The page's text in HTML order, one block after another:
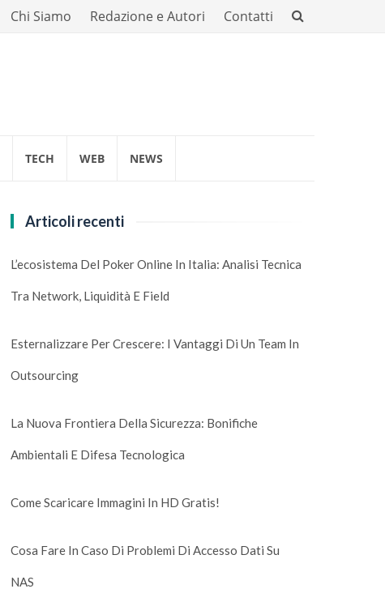
Chi Siamo Redazione e Autori Contatti
TECH WEB NEWS
Articoli recenti
L’ecosistema Del Poker Online In Italia: Analisi Tecnica
Tra Network, Liquidità E Field
Esternalizzare Per Crescere: I Vantaggi Di Un Team In
Outsourcing
La Nuova Frontiera Della Sicurezza: Bonifiche
Ambientali E Difesa Tecnologica
Come Scaricare Immagini In HD Gratis!
Cosa Fare In Caso Di Problemi Di Accesso Dati Su
NAS